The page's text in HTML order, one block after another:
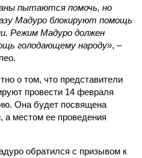
пытаются помочь, но
Мадуро блокируют помощь
Режим Мадуро должен
голодающему народу», –
о том, что представители
провести 14 февраля
Она будет посвящена
а местом ее проведения
обратился с призывом к